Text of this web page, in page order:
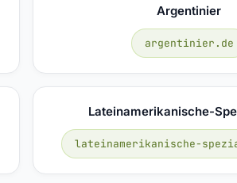
Argentinier
argentinier.de
Lateinamerikanische-
lateinamerikanische-